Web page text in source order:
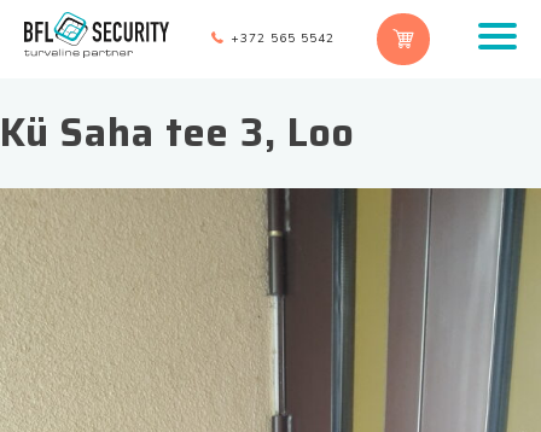
+372 565 5542
Kü Saha tee 3, Loo